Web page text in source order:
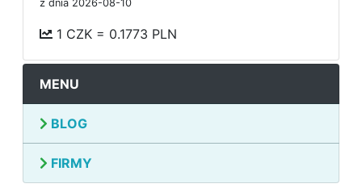
z dnia 2026-08-10
1 CZK = 0.1773 PLN
MENU
BLOG
FIRMY